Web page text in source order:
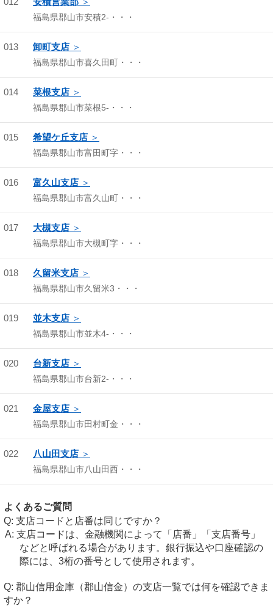
福島県郡山市安積2-・・・
013 卸町支店
福島県郡山市喜久田町・・・
014 菜根支店
福島県郡山市菜根5-・・・
015 希望ケ丘支店
福島県郡山市富田町字・・・
016 富久山支店
福島県郡山市富久山町・・・
017 大槻支店
福島県郡山市大槻町字・・・
018 久留米支店
福島県郡山市久留米3・・・
019 並木支店
福島県郡山市並木4-・・・
020 台新支店
福島県郡山市台新2-・・・
021 金屋支店
福島県郡山市田村町金・・・
022 八山田支店
福島県郡山市八山田西・・・
よくあるご質問
支店コードと店番は同じですか？
支店コードは、金融機関によって「店番」「支店番号」
などと呼ばれる場合があります。銀行振込や口座確認の
際には、3桁の番号として使用されます。
郡山信用金庫（郡山信金）の支店一覧では何を確認できま
すか？